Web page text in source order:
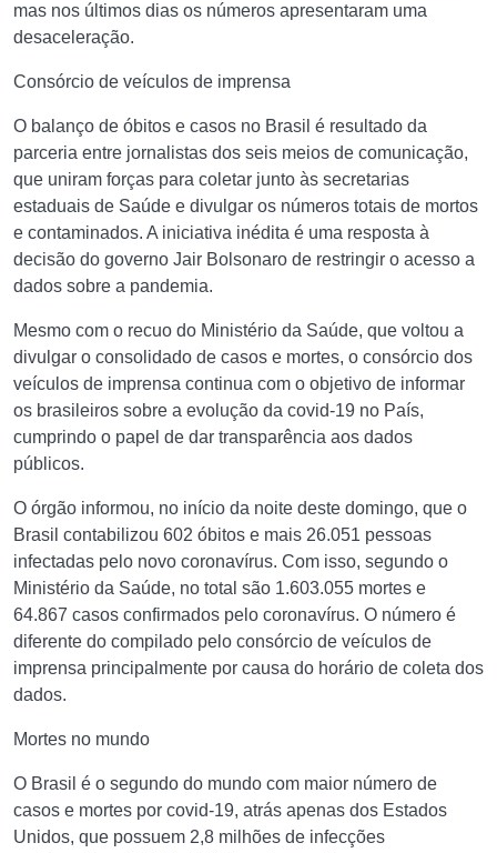
mas nos últimos dias os números apresentaram uma
desaceleração.
Consórcio de veículos de imprensa
O balanço de óbitos e casos no Brasil é resultado da
parceria entre jornalistas dos seis meios de comunicação,
que uniram forças para coletar junto às secretarias
estaduais de Saúde e divulgar os números totais de mortos
e contaminados. A iniciativa inédita é uma resposta à
decisão do governo Jair Bolsonaro de restringir o acesso a
dados sobre a pandemia.
Mesmo com o recuo do Ministério da Saúde, que voltou a
divulgar o consolidado de casos e mortes, o consórcio dos
veículos de imprensa continua com o objetivo de informar
os brasileiros sobre a evolução da covid-19 no País,
cumprindo o papel de dar transparência aos dados
públicos.
O órgão informou, no início da noite deste domingo, que o
Brasil contabilizou 602 óbitos e mais 26.051 pessoas
infectadas pelo novo coronavírus. Com isso, segundo o
Ministério da Saúde, no total são 1.603.055 mortes e
64.867 casos confirmados pelo coronavírus. O número é
diferente do compilado pelo consórcio de veículos de
imprensa principalmente por causa do horário de coleta dos
dados.
Mortes no mundo
O Brasil é o segundo do mundo com maior número de
casos e mortes por covid-19, atrás apenas dos Estados
Unidos, que possuem 2,8 milhões de infecções